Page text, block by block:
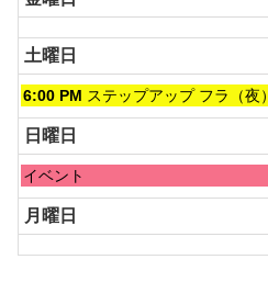
土曜日
土
曜
日,
8
月
29th
2026
6:00 PM ステップアップ フラ（夜）
日曜日
日
曜
日,
8
月
イベント
月曜日